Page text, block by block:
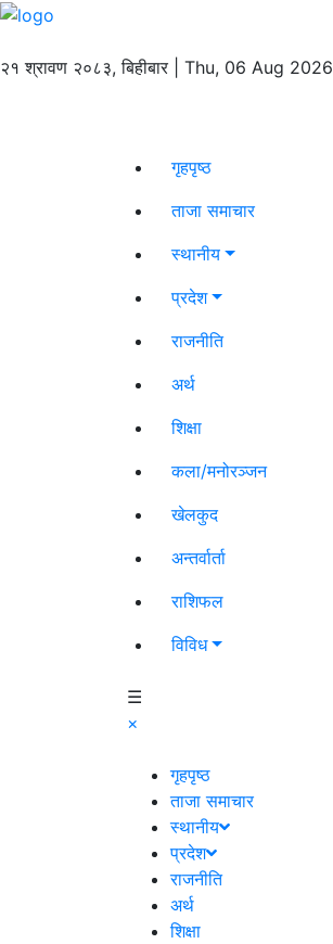
२१ श्रावण २०८३, बिहीबार | Thu, 06 Aug 2026
गृहपृष्ठ
ताजा समाचार
स्थानीय
प्रदेश
राजनीति
अर्थ
शिक्षा
कला/मनोरञ्जन
खेलकुद
अन्तर्वार्ता
राशिफल
विविध
☰
×
गृहपृष्ठ
ताजा समाचार
स्थानीय
प्रदेश
राजनीति
अर्थ
शिक्षा